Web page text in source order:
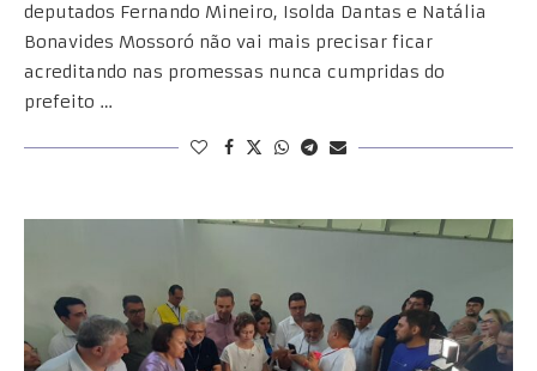
deputados Fernando Mineiro, Isolda Dantas e Natália
Bonavides Mossoró não vai mais precisar ficar
acreditando nas promessas nunca cumpridas do
prefeito …